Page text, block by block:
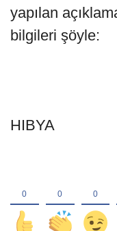
yapılan
bilgileri şöyle:
HIBYA